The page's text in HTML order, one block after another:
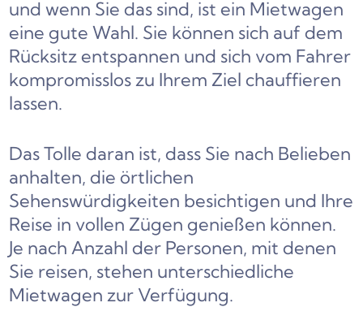
und wenn Sie das sind, ist ein Mietwagen
eine gute Wahl. Sie können sich auf dem
Rücksitz entspannen und sich vom Fahrer
kompromisslos zu Ihrem Ziel chauffieren
lassen.
Das Tolle daran ist, dass Sie nach Belieben
anhalten, die örtlichen
Sehenswürdigkeiten besichtigen und Ihre
Reise in vollen Zügen genießen können.
Je nach Anzahl der Personen, mit denen
Sie reisen, stehen unterschiedliche
Mietwagen zur Verfügung.